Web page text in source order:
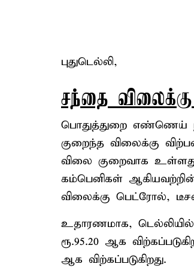
புதுடெல்லி,
சந்தை
பொதுத்துறை எண்ணெய்
குறைந்த விலைக்கு
விலை குறைவாக
கம்பெனிகள்
விலைக்கு பெட்ரோல்,
உதாரணமாக,
ரூ.95.20 ஆக
ஆக விற்கப்படுகிறது.